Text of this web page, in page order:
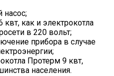
как и электрокотла
в 220 вольт;
прибора в случае
Протерм 9 квт,
населения.